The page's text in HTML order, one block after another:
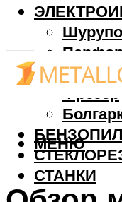
Дрель
Фрезер
СТАНКИ
МЕНЮ